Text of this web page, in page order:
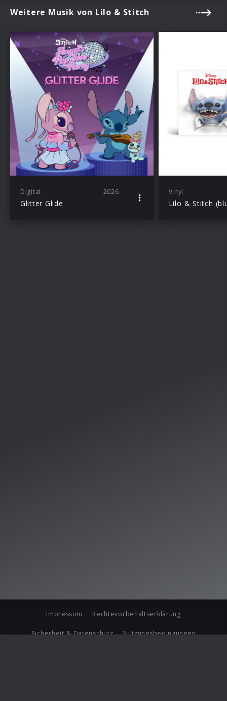
Weitere Musik von Lilo & Stitch
Digital 2026
Glitter Glide
Vinyl
Lilo & Stitch
Impressum Rechtevorbehaltserklärung
Sicherheit & Datenschutz Nutzungsbedingungen